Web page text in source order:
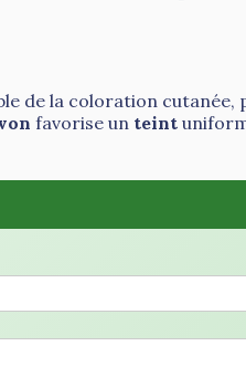
de la coloration
favorise un teint